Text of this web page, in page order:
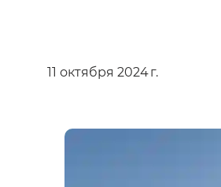
11 октября 2024 г.